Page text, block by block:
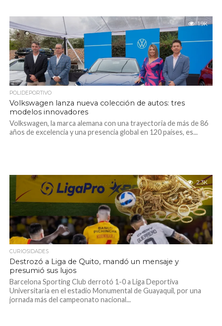
1.9K
POLIDEPORTIVO
Volkswagen lanza nueva colección de autos: tres
modelos innovadores
Volkswagen, la marca alemana con una trayectoria de más de 86
años de excelencia y una presencia global en 120 países, es...
2.3K
CURIOSIDADES
Destrozó a Liga de Quito, mandó un mensaje y
presumió sus lujos
Barcelona Sporting Club derrotó 1-0 a Liga Deportiva
Universitaria en el estadio Monumental de Guayaquil, por una
jornada más del campeonato nacional...